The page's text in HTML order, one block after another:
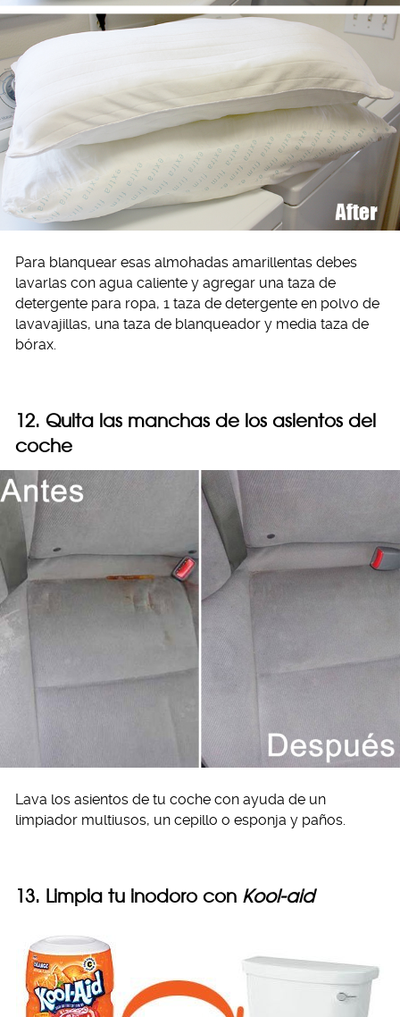
Para blanquear esas almohadas amarillentas debes
lavarlas con agua caliente y agregar una taza de
detergente para ropa, 1 taza de detergente en polvo de
lavavajillas, una taza de blanqueador y media taza de
bórax.
12. Quita las manchas de los asientos del
coche
Lava los asientos de tu coche con ayuda de un
limpiador multiusos, un cepillo o esponja y paños.
13. Limpia tu inodoro con Kool-aid